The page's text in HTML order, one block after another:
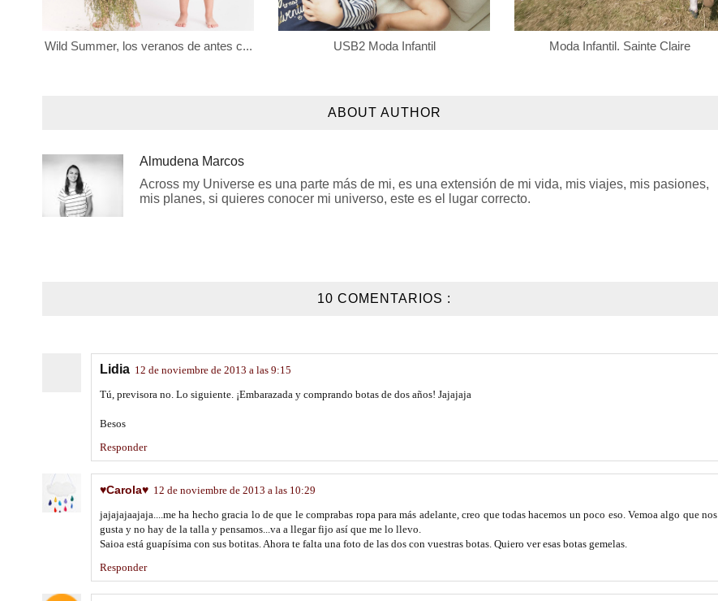
Wild Summer, los veranos de antes c... USB2 Moda Infantil Moda Infantil. Sainte Claire
ABOUT AUTHOR
Almudena Marcos
Across my Universe es una parte más de mi, es una extensión de mi vida, mis viajes, mis pasiones,
mis planes, si quieres conocer mi universo, este es el lugar correcto.
10 COMENTARIOS :
Lidia 12 de noviembre de 2013 a las 9:15
Tú, previsora no. Lo siguiente. ¡Embarazada y comprando botas de dos años! Jajajaja
Besos
Responder
♥Carola♥ 12 de noviembre de 2013 a las 10:29
jajajajaajaja....me ha hecho gracia lo de que le comprabas ropa para más adelante, creo que todas hacemos un poco eso. Vemoa algo que nos
gusta y no hay de la talla y pensamos...va a llegar fijo así que me lo llevo.
Saioa está guapísima con sus botitas. Ahora te falta una foto de las dos con vuestras botas. Quiero ver esas botas gemelas.
Responder